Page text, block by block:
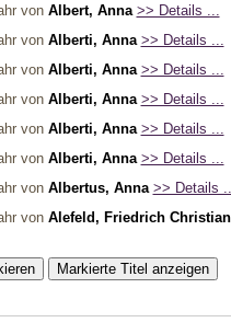
von Albert, Anna >> Details ...
von Alberti, Anna >> Details ...
von Alberti, Anna >> Details ...
von Alberti, Anna >> Details ...
von Alberti, Anna >> Details ...
von Alberti, Anna >> Details ...
von Albertus, Anna >> Details
von Alefeld, Friedrich